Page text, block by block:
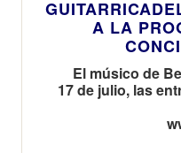
A LA
El músico de
17 de julio, las